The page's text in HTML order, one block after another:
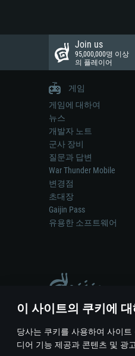
이 사이트의 쿠키에 대
당사는 쿠키를 사용하여 사이
디어 기능 제공과 콘텐츠 및 광
Join us
95,000,000명 이상
의 플레이어
게임
게임에 대하여
뉴스
개발자 노트
군사 장비
질문과 답변
War Thunder Mobile
변경점
초대장
Gaijin Pass
유용한 소프트웨어
게임 에서 어떠한 현
© 2011—2026 Gaijin
이용 약관